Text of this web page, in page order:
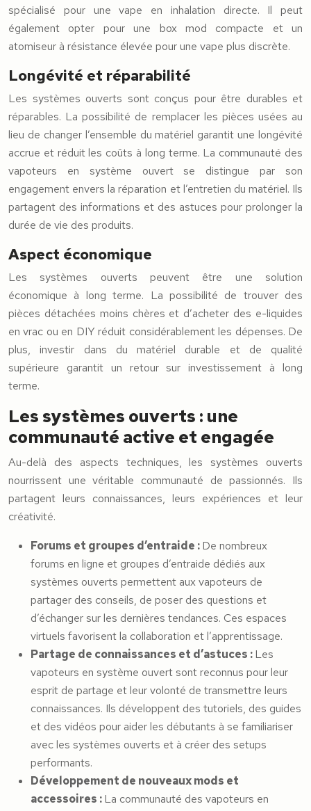
spécialisé pour une vape en inhalation directe. Il peut
également opter pour une box mod compacte et un
atomiseur à résistance élevée pour une vape plus discrète.
Longévité et réparabilité
Les systèmes ouverts sont conçus pour être durables et
réparables. La possibilité de remplacer les pièces usées au
lieu de changer l’ensemble du matériel garantit une longévité
accrue et réduit les coûts à long terme. La communauté des
vapoteurs en système ouvert se distingue par son
engagement envers la réparation et l’entretien du matériel. Ils
partagent des informations et des astuces pour prolonger la
durée de vie des produits.
Aspect économique
Les systèmes ouverts peuvent être une solution
économique à long terme. La possibilité de trouver des
pièces détachées moins chères et d’acheter des e-liquides
en vrac ou en DIY réduit considérablement les dépenses. De
plus, investir dans du matériel durable et de qualité
supérieure garantit un retour sur investissement à long
terme.
Les systèmes ouverts : une
communauté active et engagée
Au-delà des aspects techniques, les systèmes ouverts
nourrissent une véritable communauté de passionnés. Ils
partagent leurs connaissances, leurs expériences et leur
créativité.
Forums et groupes d’entraide :De nombreux
forums en ligne et groupes d’entraide dédiés aux
systèmes ouverts permettent aux vapoteurs de
partager des conseils, de poser des questions et
d’échanger sur les dernières tendances. Ces espaces
virtuels favorisent la collaboration et l’apprentissage.
Partage de connaissances et d’astuces :Les
vapoteurs en système ouvert sont reconnus pour leur
esprit de partage et leur volonté de transmettre leurs
connaissances. Ils développent des tutoriels, des guides
et des vidéos pour aider les débutants à se familiariser
avec les systèmes ouverts et à créer des setups
performants.
Développement de nouveaux mods et
accessoires :La communauté des vapoteurs en